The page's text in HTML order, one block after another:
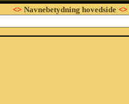
<> Navnebetydning hovedside <>